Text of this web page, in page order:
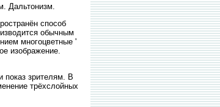
Дальтонизм.
способ
обычным
многоцветные '
изображение.
зрителям. В
трёхслойных